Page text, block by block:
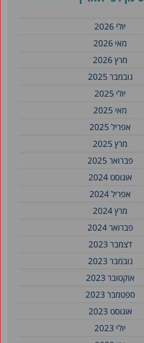
יולי 2026
מאי 2026
מרץ 2026
נובמבר 2025
יולי 2025
מאי 2025
אפריל 2025
מרץ 2025
פברואר 2025
אוגוסט 2024
אפריל 2024
מרץ 2024
פברואר 2024
דצמבר 2023
נובמבר 2023
אוקטובר 2023
ספטמבר 2023
אוגוסט 2023
יולי 2023